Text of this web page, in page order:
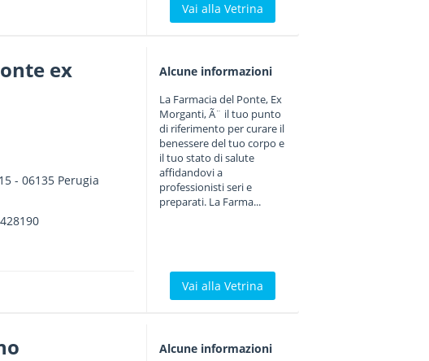
Vai alla Vetrina
ex
-06135 Perugia
Alcune informazioni
La Farmacia del Ponte, Ex
Morganti, Ã¨ il tuo punto
di riferimento per curare il
benessere del tuo corpo e
il tuo stato di salute
affidandovi a
professionisti seri e
preparati. La Farma...
Vai alla Vetrina
Alcune informazioni